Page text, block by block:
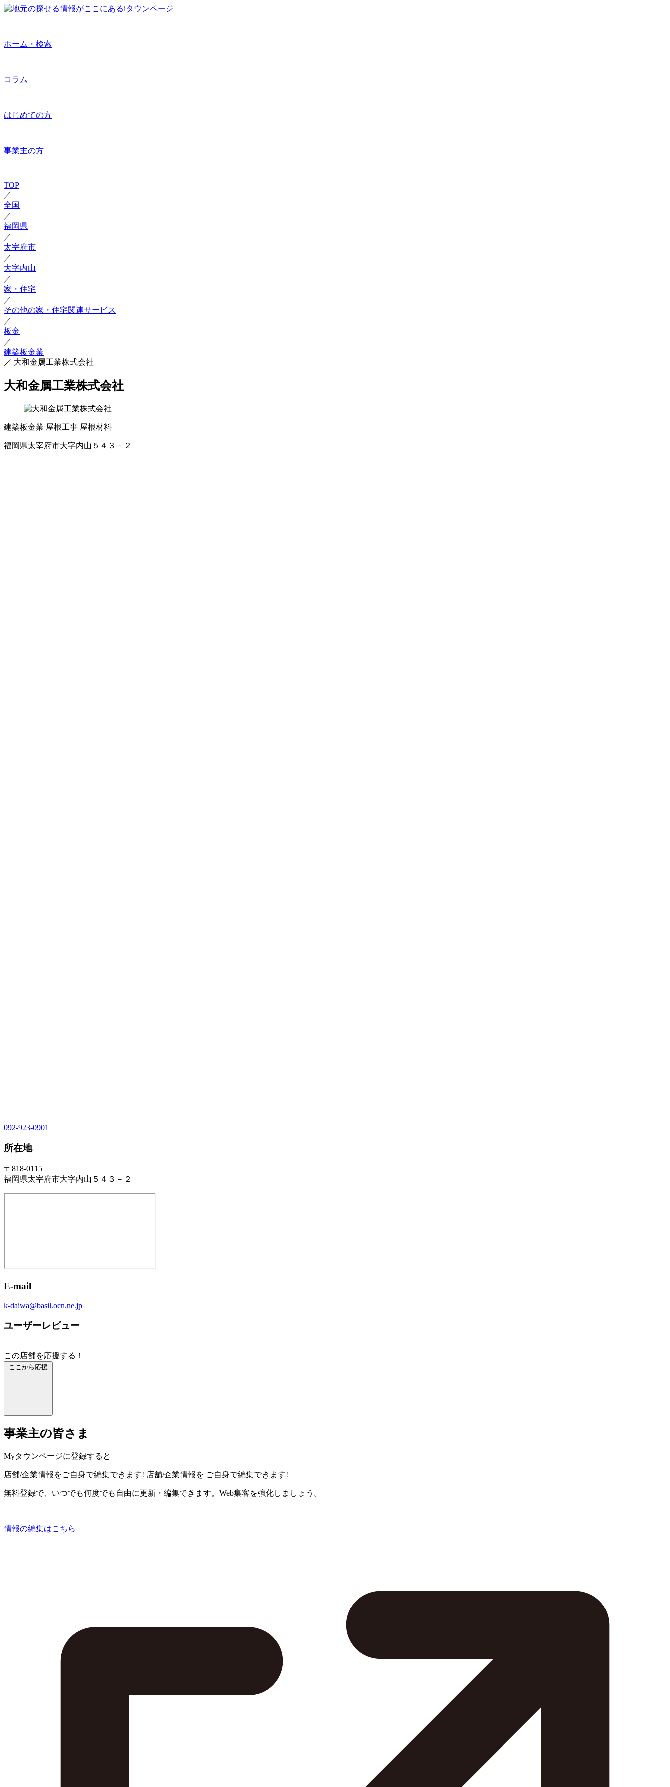
ホーム・検索
コラム
はじめての方
事業主の方
TOP
／
全国
／
福岡県
／
太宰府市
／
大字内山
／
家・住宅
／
その他の家・住宅関連サービス
／
板金
／
建築板金業
／ 大和金属工業株式会社
大和金属工業株式会社
建築板金業 屋根工事 屋根材料
福岡県太宰府市大字内山５４３－２
092-923-0901
所在地
〒818-0115
福岡県太宰府市大字内山５４３－２
E-mail
k-daiwa@basil.ocn.ne.jp
ユーザーレビュー
この店舗を応援する！
ここから応援
事業主の皆さま
Myタウンページに登録すると
店舗/企業情報をご自身で編集できます! 店舗/企業情報を ご自身で編集できます!
無料登録で、いつでも何度でも自由に更新・編集できます。Web集客を強化しましょう。
情報の編集はこちら